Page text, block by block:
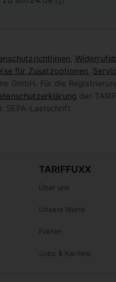
,
für Zusatzoptionen,
GmbH. Für die
der
SEPA-Lastschrift
TARIFFUXX
Über uns
Unsere Werte
Fakten
Jobs & Karriere